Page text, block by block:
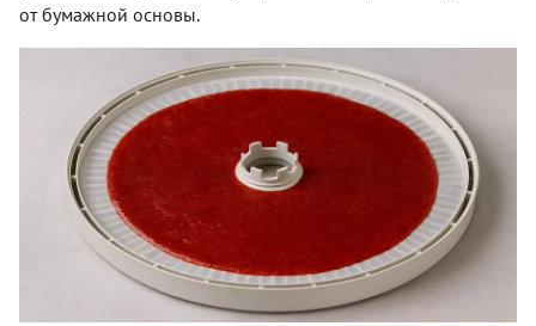
от бумажной основы.